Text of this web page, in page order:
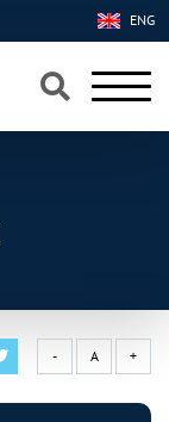
×
×
ENG
- A +